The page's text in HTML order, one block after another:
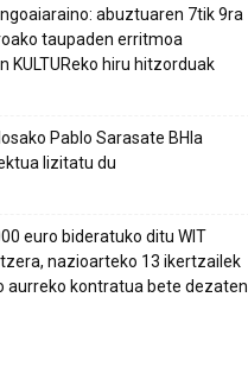
abuztuaren 7tik 9ra
taupaden erritmoa
KULTUReko hiru hitzorduak
Pablo Sarasate BHIa
lizitatu du
euro bideratuko ditu WIT
nazioarteko 13 ikertzailek
aurreko kontratua bete dezaten